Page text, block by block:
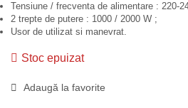
Tensiune / frecventa de alimentare : 220-
2 trepte de putere : 1000 / 2000 W ;
Usor de utilizat si manevrat.
Stoc epuizat
Adaugă la favorite